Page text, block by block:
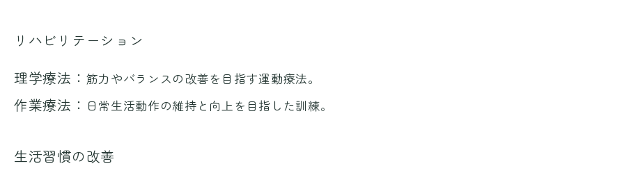
リハビリテーション
理学療法： 筋力やバランスの改善を目指す運動療法。
作業療法： 日常生活動作の維持と向上を目指した訓練。
生活習慣の改善